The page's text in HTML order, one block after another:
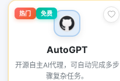
热门 免费
AutoGPT
开源自主AI代理，可自动完成多步
骤复杂任务。